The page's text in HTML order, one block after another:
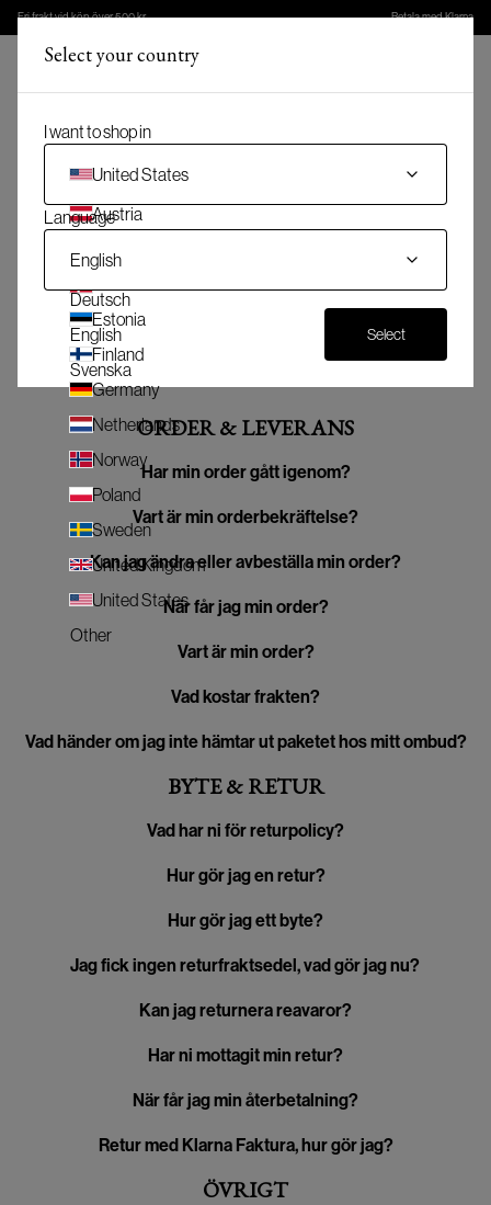
Fri frakt vid köp över 500 kr Betala med Klarna
Här har vi samlat svar på de vanligaste frågorna och som kommer
ORDER & LEVERANS
Har min order gått igenom?
Vart är min orderbekräftelse?
Kan jag ändra eller avbeställa min order?
När får jag min order?
Vart är min order?
Vad kostar frakten?
Vad händer om jag inte hämtar ut paketet hos mitt ombud?
BYTE & RETUR
Vad har ni för returpolicy?
Hur gör jag en retur?
Hur gör jag ett byte?
Jag fick ingen returfraktsedel, vad gör jag nu?
Kan jag returnera reavaror?
Har ni mottagit min retur?
När får jag min återbetalning?
Retur med Klarna Faktura, hur gör jag?
ÖVRIGT
Select your country
I want to shop in
United States
Austria
Belgium
Estonia
Finland
Germany
Netherlands
Norway
Poland
Sweden
United Kingdom
United States
Other
Language
English
Deutsch
English
Svenska
Select